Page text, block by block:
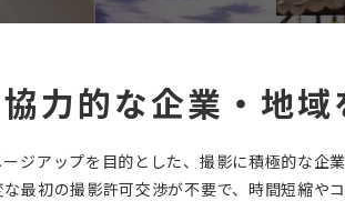
力的な企業・地域
ジアップを目的とした、撮影に積極的な企
最初の撮影許可交渉が不要で、時間短縮や